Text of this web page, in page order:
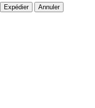
Expédier Annuler